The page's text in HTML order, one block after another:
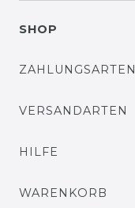
SHOP
ZAHLUNGSARTEN
VERSANDARTEN
HILFE
WARENKORB